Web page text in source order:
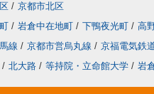
/ 京都市北区
/ 岩倉中在地町 / 下鴨夜光町 / 高
線 / 京都市営烏丸線 / 京福電気鉄
/ 北大路 / 等持院・立命館大学 / 岩